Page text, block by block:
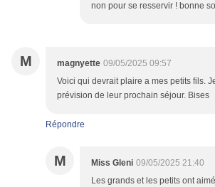
non pour se resservir ! bonne
M magnyette 09/05/2025 09:57
Voici qui devrait plaire a mes petits fils.
prévision de leur prochain séjour. Bises
Répondre
M Miss Gleni 09/05/2025 21:40
Les grands et les petits ont